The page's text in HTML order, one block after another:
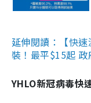
延伸閱讀：【快
裝！最平$15起
YHLO新冠病毒快